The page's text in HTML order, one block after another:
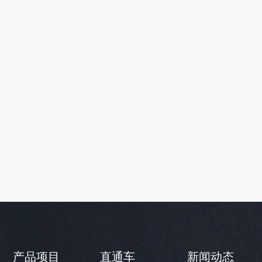
产品项目 直通车 新闻动态